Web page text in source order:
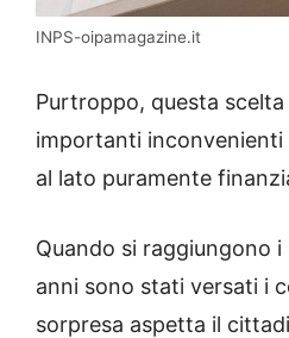
INPS-oipamagazine.it
Purtroppo, questa
importanti
al lato puramente
Quando si raggiungono
anni sono stati versati i
sorpresa aspetta il